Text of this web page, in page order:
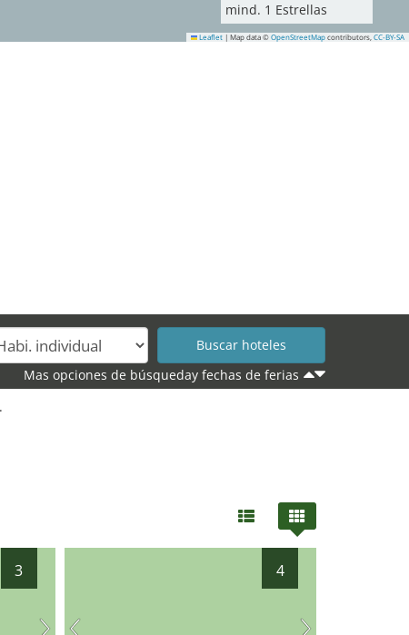
Leaflet | Map data © OpenStreetMap contributors, CC-BY-SA
mind. 1 Estrellas
Mas opciones de búsqueday fechas de ferias
3 4